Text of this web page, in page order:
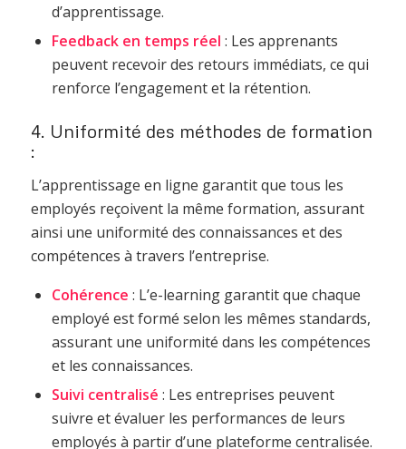
d’apprentissage.
Feedback en temps réel : Les apprenants
peuvent recevoir des retours immédiats, ce qui
renforce l’engagement et la rétention.
4. Uniformité des méthodes de formation
:
L’apprentissage en ligne garantit que tous les
employés reçoivent la même formation, assurant
ainsi une uniformité des connaissances et des
compétences à travers l’entreprise.
Cohérence : L’e-learning garantit que chaque
employé est formé selon les mêmes standards,
assurant une uniformité dans les compétences
et les connaissances.
Suivi centralisé : Les entreprises peuvent
suivre et évaluer les performances de leurs
employés à partir d’une plateforme centralisée.